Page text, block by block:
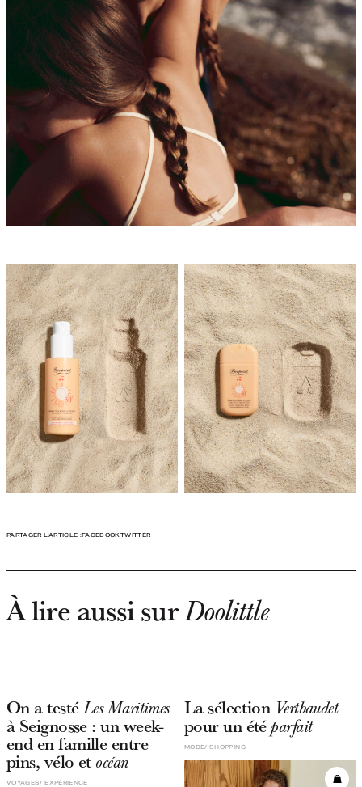
PARTAGER L'ARTICLE :FACEBOOK TWITTER
À lire aussi surDoolittle
On a testéLes Maritimes
à Seignosse : un week-
end en famille entre
pins, vélo et océan
EXPÉRIENCE
VOYAGES
La sélection Vertbaudet
pour un étéparfait
MODE SHOPPING